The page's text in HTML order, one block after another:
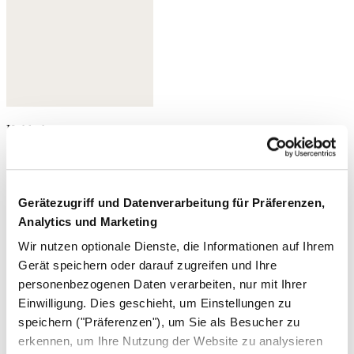
Gerätezugriff und Datenverarbeitung für Präferenzen,
Analytics und Marketing
Wir nutzen optionale Dienste, die Informationen auf Ihrem
Gerät speichern oder darauf zugreifen und Ihre
personenbezogenen Daten verarbeiten, nur mit Ihrer
Einwilligung. Dies geschieht, um Einstellungen zu
speichern ("Präferenzen"), um Sie als Besucher zu
erkennen, um Ihre Nutzung der Website zu analysieren
Kohlschwarz